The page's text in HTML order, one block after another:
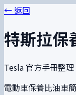
← 返回
特斯拉保
Tesla 官方手冊整理
電動車保養比油車